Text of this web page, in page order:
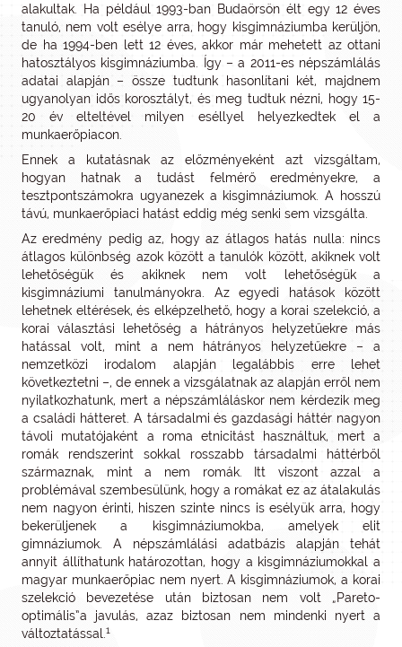
alakultak. Ha például 1993-ban Budaörsön élt egy 12 éves
tanuló, nem volt esélye arra, hogy kisgimnáziumba kerüljön,
de ha 1994-ben lett 12 éves, akkor már mehetett az ottani
hatosztályos kisgimnáziumba. Így – a 2011-es népszámlálás
adatai alapján – össze tudtunk hasonlítani két, majdnem
ugyanolyan idős korosztályt, és meg tudtuk nézni, hogy 15-
20 év elteltével milyen eséllyel helyezkedtek el a
munkaerőpiacon.
Ennek a kutatásnak az előzményeként azt vizsgáltam,
hogyan hatnak a tudást felmérő eredményekre, a
tesztpontszámokra ugyanezek a kisgimnáziumok. A hosszú
távú, munkaerőpiaci hatást eddig még senki sem vizsgálta.
Az eredmény pedig az, hogy az átlagos hatás nulla: nincs
átlagos különbség azok között a tanulók között, akiknek volt
lehetőségük és akiknek nem volt lehetőségük a
kisgimnáziumi tanulmányokra. Az egyedi hatások között
lehetnek eltérések, és elképzelhető, hogy a korai szelekció, a
korai választási lehetőség a hátrányos helyzetűekre más
hatással volt, mint a nem hátrányos helyzetűekre – a
nemzetközi irodalom alapján legalábbis erre lehet
következtetni –, de ennek a vizsgálatnak az alapján erről nem
nyilatkozhatunk, mert a népszámláláskor nem kérdezik meg
a családi hátteret. A társadalmi és gazdasági háttér nagyon
távoli mutatójaként a roma etnicitást használtuk, mert a
romák rendszerint sokkal rosszabb társadalmi háttérből
származnak, mint a nem romák. Itt viszont azzal a
problémával szembesülünk, hogy a romákat ez az átalakulás
nem nagyon érinti, hiszen szinte nincs is esélyük arra, hogy
bekerüljenek a kisgimnáziumokba, amelyek elit
gimnáziumok. A népszámlálási adatbázis alapján tehát
annyit állíthatunk határozottan, hogy a kisgimnáziumokkal a
magyar munkaerőpiac nem nyert. A kisgimnáziumok, a korai
szelekció bevezetése után biztosan nem volt „Pareto-
optimális”a javulás, azaz biztosan nem mindenki nyert a
változtatással. 1